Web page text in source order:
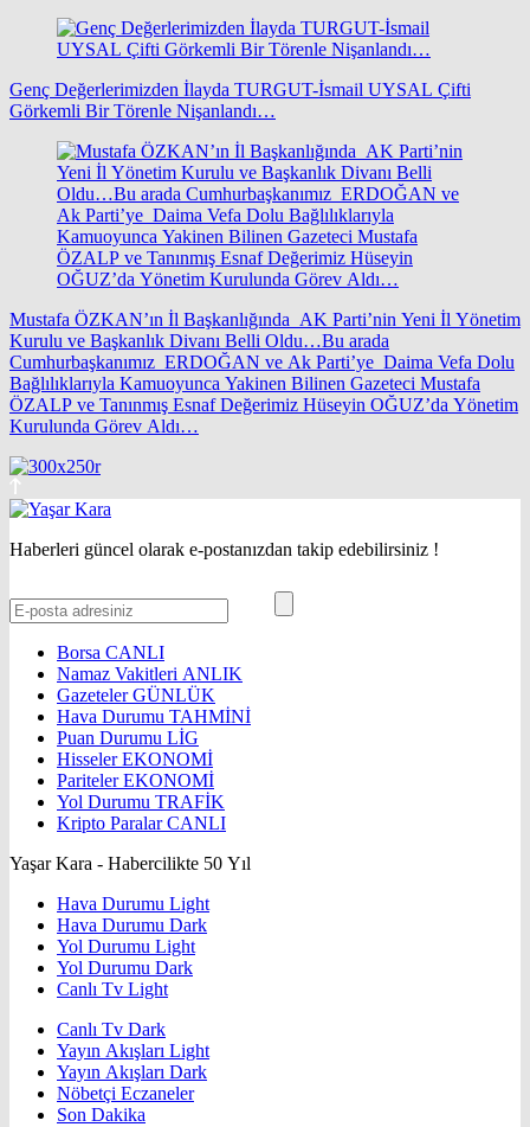
Genç Değerlerimizden İlayda TURGUT-İsmail UYSAL Çifti
Görkemli Bir Törenle Nişanlandı…
Mustafa ÖZKAN’ın İl Başkanlığında AK Parti’nin Yeni İl Yönetim
Kurulu ve Başkanlık Divanı Belli Oldu…Bu arada
Cumhurbaşkanımız ERDOĞAN ve Ak Parti’ye Daima Vefa Dolu
Bağlılıklarıyla Kamuoyunca Yakinen Bilinen Gazeteci Mustafa
ÖZALP ve Tanınmış Esnaf Değerimiz Hüseyin OĞUZ’da Yönetim
Kurulunda Görev Aldı…
Haberleri güncel olarak e-postanızdan takip edebilirsiniz !
Borsa CANLI
Namaz Vakitleri ANLIK
GazetelerGÜNLÜK
Hava Durumu TAHMİNİ
Puan Durumu LİG
HisselerEKONOMİ
ParitelerEKONOMİ
Yol Durumu TRAFİK
Kripto ParalarCANLI
Yaşar Kara - Habercilikte 50 Yıl
Hava Durumu Light
Hava Durumu Dark
Yol Durumu Light
Yol Durumu Dark
Canlı Tv Light
Canlı Tv Dark
Yayın Akışları Light
Yayın Akışları Dark
Nöbetçi Eczaneler
Son Dakika